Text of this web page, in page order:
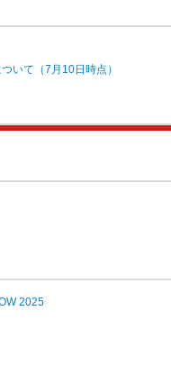
いて（7月10日時点）
2025